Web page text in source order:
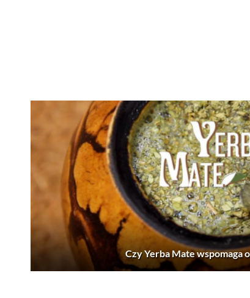
Czy Yerba Mate wspomaga